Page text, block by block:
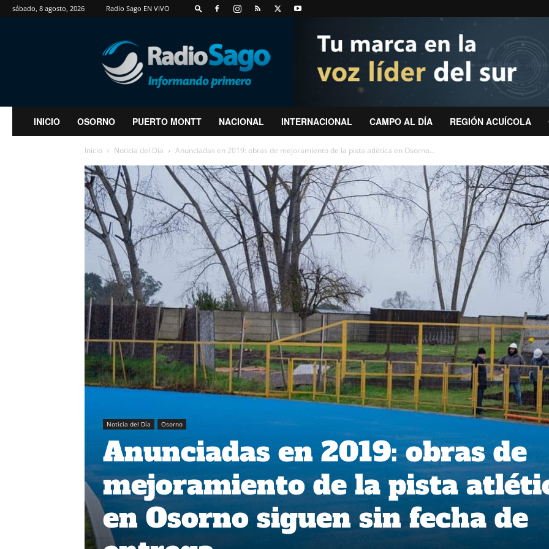
sábado, 8 agosto, 2026 Radio Sago EN VIVO
RadioSago
INICIO OSORNO PUERTO MONTT NACIONAL INTERNACIONAL CAMPO AL DÍA REGIÓN ACUÍCOLA
Inicio Noticia del Día Anunciadas en 2019: obras de mejoramiento de la pista atlética en Osorno...
Noticia del Día Osorno
Anunciadas en 2019: obras de
mejoramiento de la pista
en Osorno siguen sin fecha de